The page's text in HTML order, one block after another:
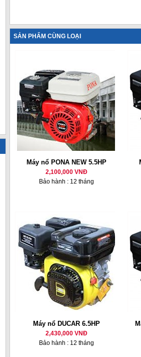
SẢN PHẨM CÙNG LOẠI
Máy nổ PONA NEW 5.5HP
2,100,000 VNĐ
Bảo hành : 12 tháng
Máy nổ DUCAR 6.5HP
2,430,000 VNĐ
Bảo hành : 12 tháng